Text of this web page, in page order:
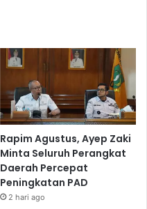
Rapim Agustus, Ayep Zaki
Minta Seluruh Perangkat
Daerah Percepat
Peningkatan PAD
2 hari ago